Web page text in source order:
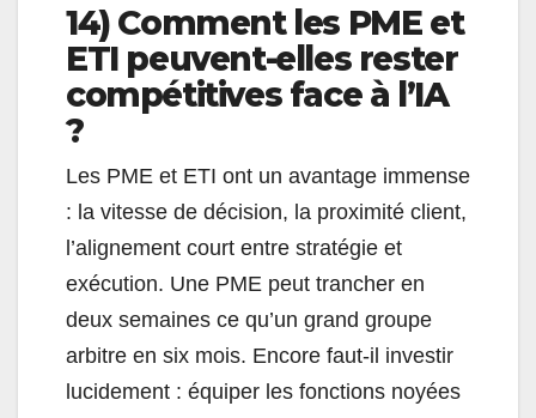
14) Comment les PME et
ETI peuvent-elles rester
compétitives face à l’IA
?
Les PME et ETI ont un avantage immense
: la vitesse de décision, la proximité client,
l’alignement court entre stratégie et
exécution. Une PME peut trancher en
deux semaines ce qu’un grand groupe
arbitre en six mois. Encore faut-il investir
lucidement : équiper les fonctions noyées